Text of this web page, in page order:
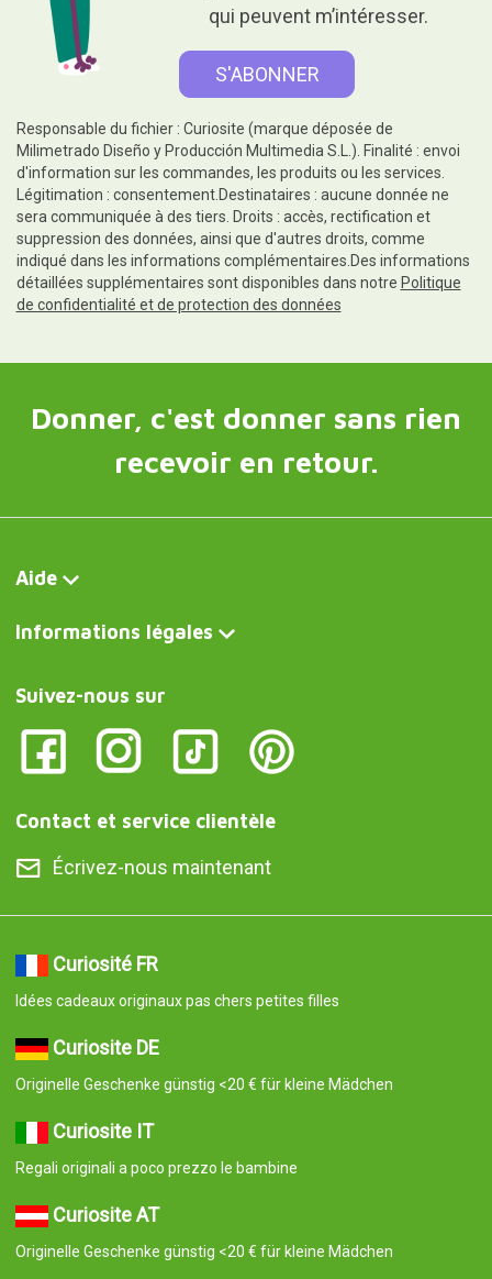
qui peuvent m’intéresser.
Responsable du fichier : Curiosite (marque déposée de
Milimetrado Diseño y Producción Multimedia S.L.). Finalité : envoi
d'information sur les commandes, les produits ou les services.
Légitimation : consentement.Destinataires : aucune donnée ne
sera communiquée à des tiers. Droits : accès, rectification et
suppression des données, ainsi que d'autres droits, comme
indiqué dans les informations complémentaires.Des informations
détaillées supplémentaires sont disponibles dans notre Politique
de confidentialité et de protection des données
Donner, c'est donner sans rien
recevoir en retour.
Aide
Informations légales
Suivez-nous sur
Contact et service clientèle
Écrivez-nous maintenant
Curiosité FR
Idées cadeaux originaux pas chers petites filles
Curiosite DE
Originelle Geschenke günstig <20 € für kleine Mädchen
Curiosite IT
Regali originali a poco prezzo le bambine
Curiosite AT
Originelle Geschenke günstig <20 € für kleine Mädchen